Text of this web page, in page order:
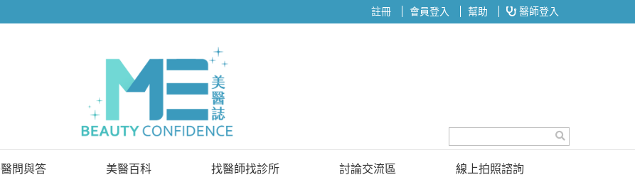
註冊 會員登入 幫助 醫師登入
問與答 美醫百科 找醫師找診所 討論交流區 線上拍照諮詢